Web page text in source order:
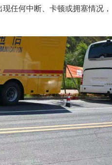
任何中断、卡顿或拥塞情况，